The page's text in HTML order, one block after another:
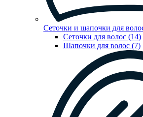
Сеточки и шапочки для
Сеточки для волос (14)
Шапочки для волос (7)